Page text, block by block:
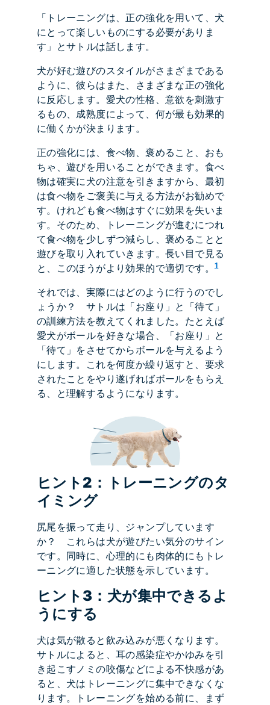
「トレーニングは、正の強化を用いて、犬
にとって楽しいものにする必要がありま
す」とサトルは話します。
犬が好む遊びのスタイルがさまざまである
ように、彼らはまた、さまざまな正の強化
に反応します。愛犬の性格、意欲を刺激す
るもの、成熟度によって、何が最も効果的
に働くかが決まります。
正の強化には、食べ物、褒めること、おも
ちゃ、遊びを用いることができます。食べ
物は確実に犬の注意を引きますから、最初
は食べ物をご褒美に与える方法がお勧めで
す。けれども食べ物はすぐに効果を失いま
す。そのため、トレーニングが進むにつれ
て食べ物を少しずつ減らし、褒めることと
遊びを取り入れていきます。長い目で見る
と、このほうがより効果的で適切です。
1
それでは、実際にはどのように行うのでし
ょうか？ サトルは「お座り」と「待て」
の訓練方法を教えてくれました。たとえば
愛犬がボールを好きな場合、「お座り」と
「待て」をさせてからボールを与えるよう
にします。これを何度か繰り返すと、要求
されたことをやり遂げればボールをもらえ
る、と理解するようになります。
ヒント2：トレーニングのタ
イミング
尻尾を振って走り、ジャンプしています
か？ これらは犬が遊びたい気分のサイン
です。同時に、心理的にも肉体的にもトレ
ーニングに適した状態を示しています。
ヒント3：犬が集中できるよ
うにする
犬は気が散ると飲み込みが悪くなります。
サトルによると、耳の感染症やかゆみを引
き起こすノミの咬傷などによる不快感があ
ると、犬はトレーニングに集中できなくな
ります。トレーニングを始める前に、まず